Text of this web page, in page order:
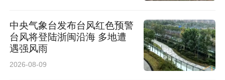
中央气象台发布台风红色预警
台风将登陆浙闽沿海 多地遭
遇强风雨
2026-08-09